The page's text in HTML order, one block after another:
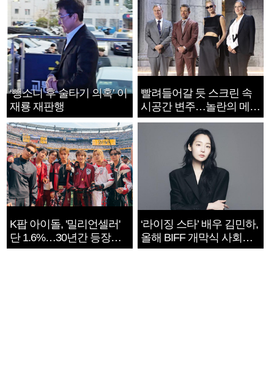
‘뺑소니 후 술타기 의혹’ 이
재룡 재판행
빨려들어갈 듯 스크린 속
시공간 변주…놀란의 메시
지는 ‘전쟁 속죄’
K팝 아이돌, '밀리언셀러'
단 1.6%…30년간 등장
1182개팀 전수조사
‘라이징 스타’ 배우 김민하,
올해 BIFF 개막식 사회자
확정